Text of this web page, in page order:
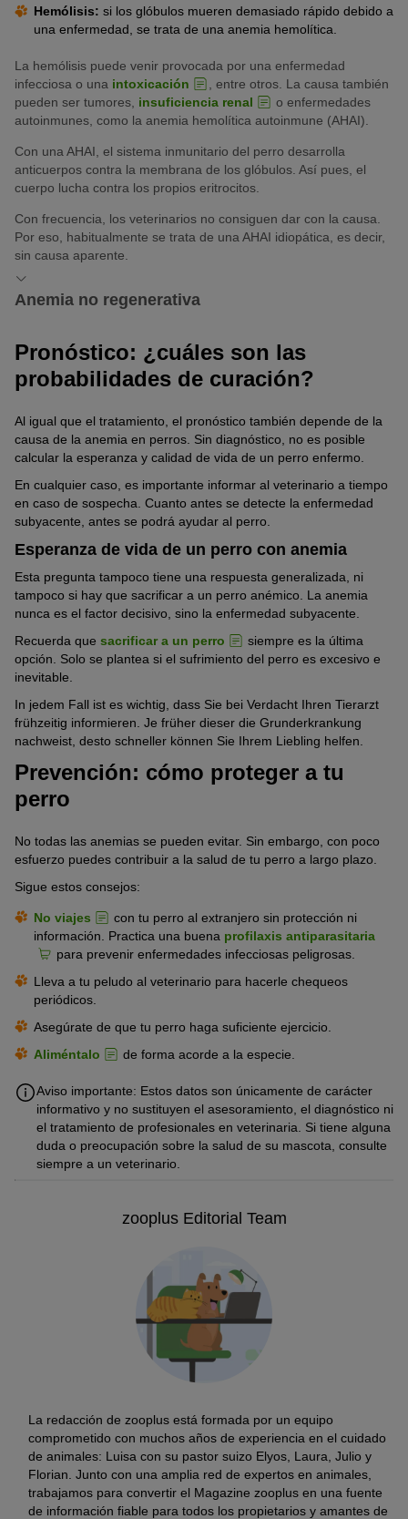
Hemólisis: si los glóbulos mueren demasiado rápido debido a
una enfermedad, se trata de una anemia hemolítica.
La hemólisis puede venir provocada por una enfermedad
infecciosa o una intoxicación
, entre otros. La causa también
pueden ser tumores, insuficiencia renal
o enfermedades
autoinmunes, como la anemia hemolítica autoinmune (AHAI).
Con una AHAI, el sistema inmunitario del perro desarrolla
anticuerpos contra la membrana de los glóbulos. Así pues, el
cuerpo lucha contra los propios eritrocitos.
Con frecuencia, los veterinarios no consiguen dar con la causa.
Por eso, habitualmente se trata de una AHAI idiopática, es decir,
sin causa aparente.
Anemia no regenerativa
eritrocitos está alterada en la médula ósea. Así pues, no se
puede producir suficiente sangre. Además de los tumores y la
radioterapia, existen otras posibles causas:
Malnutrición:los perros domésticos suelen estar bien
alimentados. Sin embargo, es posible que no ingieran
suficiente hierro. Como consecuencia de la falta de hierro, el
cuerpo no tiene suficiente para producir hemoglobina. En este
caso, se trata de una anemia ferropénica.
Enfermedades infecciosas:las bacterias y los virus pueden
infestar y atacar la médula ósea. Este es el caso, por ejemplo,
de la
Infestación parasitaria:
existen varios parásitos sanguíneos,
como los Anaplasma , los Babesia , la
Ehrlichia canis
Intoxicación: la ingesta de altas dosis de toxinas, como zinc
o metales pesados, o bien de medicamentos puede provocar
Tierärzten ist es häufig nicht möglich, die Gründe dafür zu finden.
Deshalb handelt es sich in der Regel um eine idiopathische IHA,
also eine Krankheit ohne erkennbare Ursache
Pronóstico: ¿cuáles son las
probabilidades de curación?
Al igual que el tratamiento, el pronóstico también depende de la
causa de la anemia en perros. Sin diagnóstico, no es posible
calcular la esperanza y calidad de vida de un perro enfermo.
En cualquier caso, es importante informar al veterinario a tiempo
en caso de sospecha. Cuanto antes se detecte la enfermedad
subyacente, antes se podrá ayudar al perro.
Esperanza de vida de un perro con anemia
Esta pregunta tampoco tiene una respuesta generalizada, ni
tampoco si hay que sacrificar a un perro anémico. La anemia
nunca es el factor decisivo, sino la enfermedad subyacente.
Recuerda que sacrificar a un perro
siempre es la última
opción. Solo se plantea si el sufrimiento del perro es excesivo e
inevitable.
In jedem Fall ist es wichtig, dass Sie bei Verdacht Ihren Tierarzt
frühzeitig informieren. Je früher dieser die Grunderkrankung
nachweist, desto schneller können Sie Ihrem Liebling helfen.
Prevención: cómo proteger a tu
perro
No todas las anemias se pueden evitar. Sin embargo, con poco
esfuerzo puedes contribuir a la salud de tu perro a largo plazo.
Sigue estos consejos:
No viajes
con tu perro al extranjero sin protección ni
información. Practica una buena profilaxis antiparasitaria
para prevenir enfermedades infecciosas peligrosas.
Lleva a tu peludo al veterinario para hacerle chequeos
periódicos.
Asegúrate de que tu perro haga suficiente ejercicio.
Aliméntalo
de forma acorde a la especie.
Aviso importante: Estos datos son únicamente de carácter
informativo y no sustituyen el asesoramiento, el diagnóstico ni
el tratamiento de profesionales en veterinaria. Si tiene alguna
duda o preocupación sobre la salud de su mascota, consulte
siempre a un veterinario.
zooplus Editorial Team
La redacción de zooplus está formada por un equipo
comprometido con muchos años de experiencia en el cuidado
de animales: Luisa con su pastor suizo Elyos, Laura, Julio y
Florian. Junto con una amplia red de expertos en animales,
trabajamos para convertir el Magazine zooplus en una fuente
de información fiable para todos los propietarios y amantes de